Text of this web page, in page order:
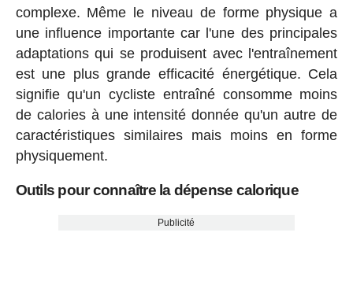
complexe. Même le niveau de forme physique a
une influence importante car l'une des principales
adaptations qui se produisent avec l'entraînement
est une plus grande efficacité énergétique. Cela
signifie qu'un cycliste entraîné consomme moins
de calories à une intensité donnée qu'un autre de
caractéristiques similaires mais moins en forme
physiquement.
Outils pour connaître la dépense calorique
Publicité